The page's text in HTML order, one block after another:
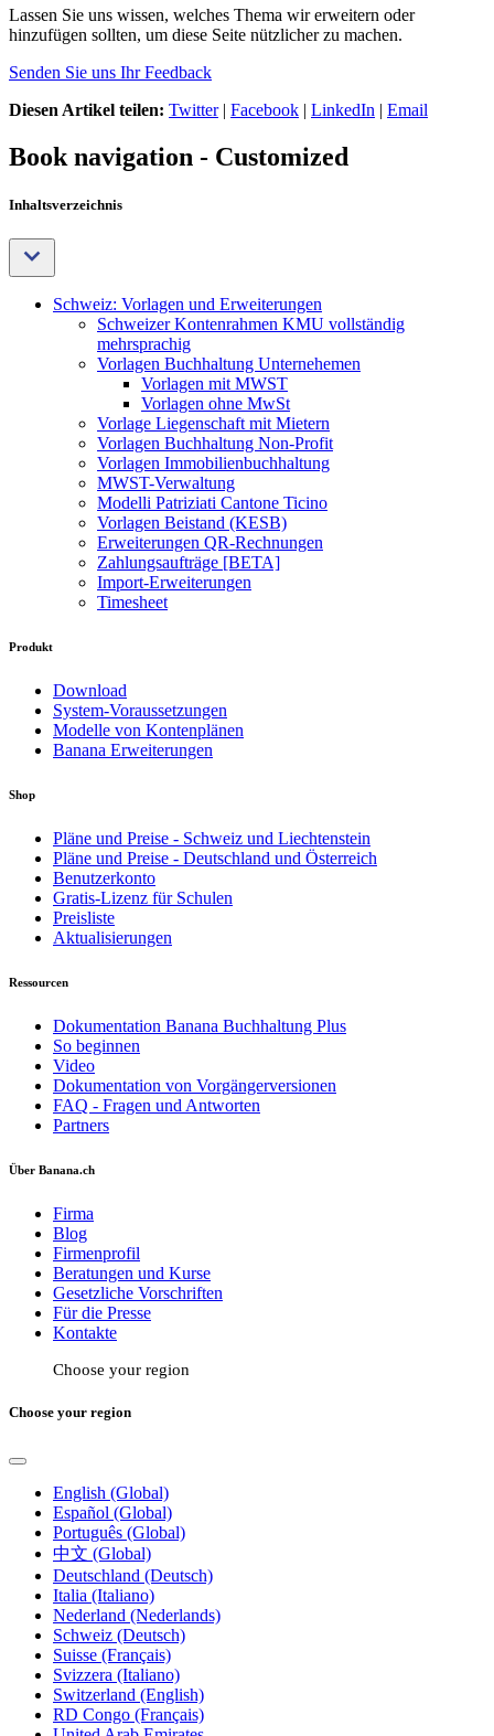
Lassen Sie uns wissen, welches Thema wir erweitern oder
hinzufügen sollten, um diese Seite nützlicher zu machen.
Senden Sie uns Ihr Feedback
Diesen Artikel teilen: Twitter| Facebook | LinkedIn | Email
Book navigation - Customized
Inhaltsverzeichnis
Schweiz: Vorlagen und Erweiterungen
Schweizer Kontenrahmen KMU vollständig
mehrsprachig
Vorlagen Buchhaltung Unternehemen
Vorlagen mit MWST
Vorlagen ohne MwSt
Vorlage Liegenschaft mit Mietern
Vorlagen Buchhaltung Non-Profit
Vorlagen Immobilienbuchhaltung
MWST-Verwaltung
Modelli Patriziati Cantone Ticino
Vorlagen Beistand (KESB)
Erweiterungen QR-Rechnungen
Zahlungsaufträge [BETA]
Import-Erweiterungen
Timesheet
Produkt
Download
System-Voraussetzungen
Modelle von Kontenplänen
Banana Erweiterungen
Shop
Pläne und Preise - Schweiz und Liechtenstein
Pläne und Preise - Deutschland und Österreich
Benutzerkonto
Gratis-Lizenz für Schulen
Preisliste
Aktualisierungen
Ressourcen
Dokumentation Banana Buchhaltung Plus
So beginnen
Video
Dokumentation von Vorgängerversionen
FAQ - Fragen und Antworten
Partners
Über Banana.ch
Firma
Blog
Firmenprofil
Beratungen und Kurse
Gesetzliche Vorschriften
Für die Presse
Kontakte
Choose your region
Choose your region
English (Global)
Español (Global)
Português (Global)
中文 (Global)
Deutschland (Deutsch)
Italia (Italiano)
Nederland (Nederlands)
Schweiz (Deutsch)
Suisse (Français)
Svizzera (Italiano)
Switzerland (English)
RD Congo (Français)